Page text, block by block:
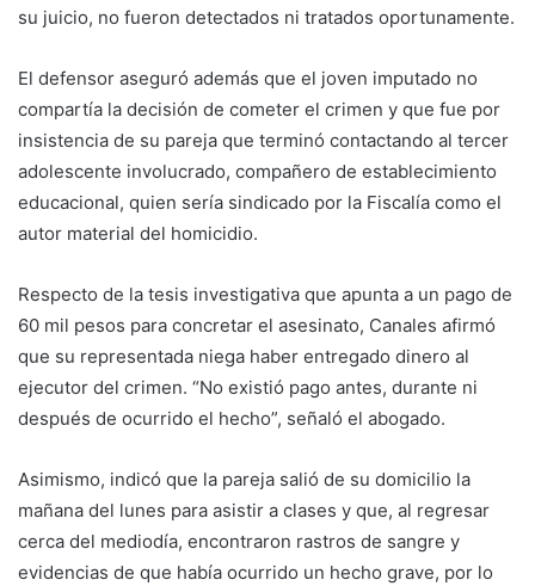
su juicio, no fueron detectados ni tratados oportunamente.
El defensor aseguró además que el joven imputado no
compartía la decisión de cometer el crimen y que fue por
insistencia de su pareja que terminó contactando al tercer
adolescente involucrado, compañero de establecimiento
educacional, quien sería sindicado por la Fiscalía como el
autor material del homicidio.
Respecto de la tesis investigativa que apunta a un pago de
60 mil pesos para concretar el asesinato, Canales afirmó
que su representada niega haber entregado dinero al
ejecutor del crimen. “No existió pago antes, durante ni
después de ocurrido el hecho”, señaló el abogado.
Asimismo, indicó que la pareja salió de su domicilio la
mañana del lunes para asistir a clases y que, al regresar
cerca del mediodía, encontraron rastros de sangre y
evidencias de que había ocurrido un hecho grave, por lo